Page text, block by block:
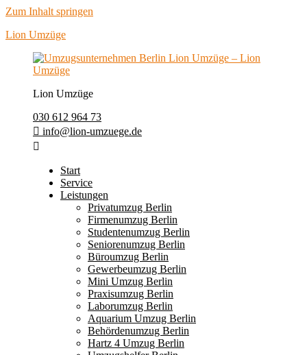
Zum Inhalt springen
Lion Umzüge
Lion Umzüge
030 612 964 73
info@lion-umzuege.de
Start
Service
Leistungen
Privatumzug Berlin
Firmenumzug Berlin
Studentenumzug Berlin
Seniorenumzug Berlin
Büroumzug Berlin
Gewerbeumzug Berlin
Mini Umzug Berlin
Praxisumzug Berlin
Laborumzug Berlin
Aquarium Umzug Berlin
Behördenumzug Berlin
Hartz 4 Umzug Berlin